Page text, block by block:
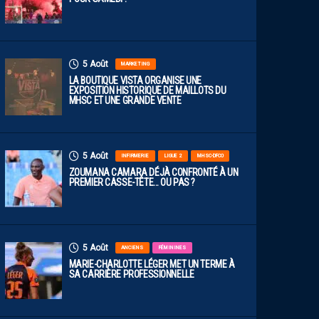
5 Août MARKETING
LA BOUTIQUE VISTA ORGANISE UNE
EXPOSITION HISTORIQUE DE MAILLOTS DU
MHSC ET UNE GRANDE VENTE
5 Août INFIRMERIE LIGUE 2 MHSC-DFCO
ZOUMANA CAMARA DÉJÀ CONFRONTÉ À UN
PREMIER CASSE-TÊTE… OU PAS ?
5 Août ANCIENS FÉMININES
MARIE-CHARLOTTE LÉGER MET UN TERME À
SA CARRIÈRE PROFESSIONNELLE